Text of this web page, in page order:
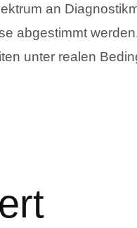
an
abgestimmt
unter realen